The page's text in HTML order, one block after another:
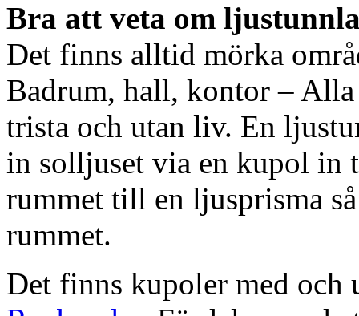
Bra att veta om
Det finns alltid mörka
Badrum, hall, kontor – Alla
trista och utan liv. En
in solljuset via en kupol in
rummet till en ljusprisma
rummet.
Det finns kupoler med och